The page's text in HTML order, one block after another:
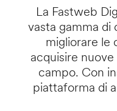
La Fastweb
vasta gamma di
migliorare le
acquisire
campo. Con
piattaforma di